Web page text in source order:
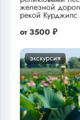
железной
рекой
от 3500 ₽
экскурсия